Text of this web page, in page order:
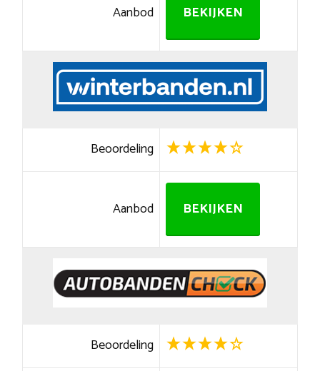
Aanbod BEKIJKEN
Beoordeling
Aanbod BEKIJKEN
Beoordeling